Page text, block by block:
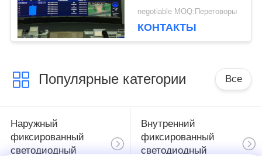
фиксированный, SMD
центра наблюдения
negotiable MOQ:Переговоры
КОНТАКТЫ
Популярные категории Все
Наружный
фиксированный
светодиодный
Внутренний
фиксированный
светодиодный